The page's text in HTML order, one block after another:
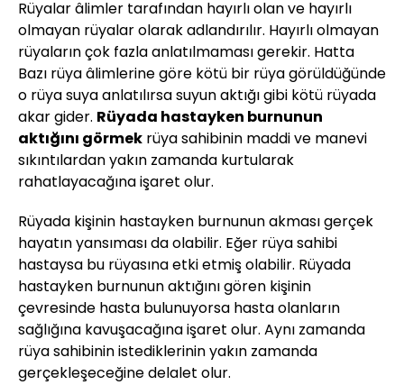
Rüyalar âlimler tarafından hayırlı olan ve hayırlı
olmayan rüyalar olarak adlandırılır. Hayırlı olmayan
rüyaların çok fazla anlatılmaması gerekir. Hatta
Bazı rüya âlimlerine göre kötü bir rüya görüldüğünde
o rüya suya anlatılırsa suyun aktığı gibi kötü rüyada
akar gider. Rüyada hastayken burnunun
aktığını görmek rüya sahibinin maddi ve manevi
sıkıntılardan yakın zamanda kurtularak
rahatlayacağına işaret olur.
Rüyada kişinin hastayken burnunun akması gerçek
hayatın yansıması da olabilir. Eğer rüya sahibi
hastaysa bu rüyasına etki etmiş olabilir. Rüyada
hastayken burnunun aktığını gören kişinin
çevresinde hasta bulunuyorsa hasta olanların
sağlığına kavuşacağına işaret olur. Aynı zamanda
rüya sahibinin istediklerinin yakın zamanda
gerçekleşeceğine delalet olur.